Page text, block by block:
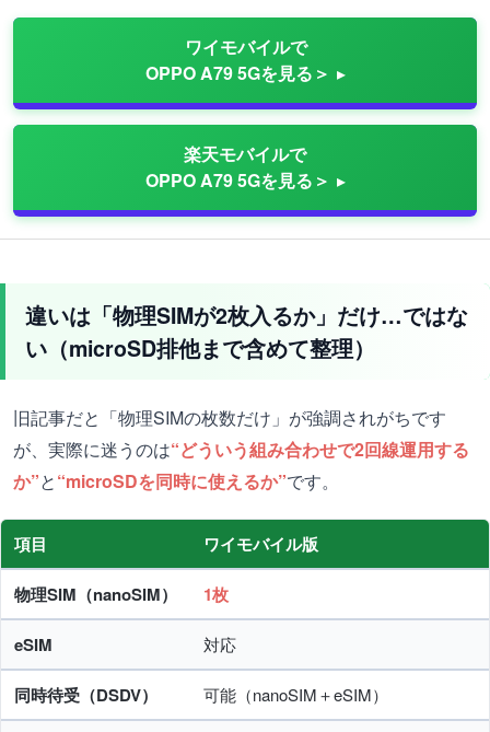
ワイモバイルで
OPPO A79 5Gを見る＞
楽天モバイルで
OPPO A79 5Gを見る＞
違いは「物理SIMが2枚入るか」だけ…ではな
い（microSD排他まで含めて整理）
旧記事だと「物理SIMの枚数だけ」が強調されがちです
が、実際に迷うのは“どういう組み合わせで2回線運用する
か”と“microSDを同時に使えるか”です。
項目 ワイモバイル版
物理SIM（nanoSIM） 1枚
eSIM 対応
同時待受（DSDV） 可能（nanoSIM＋eSIM）